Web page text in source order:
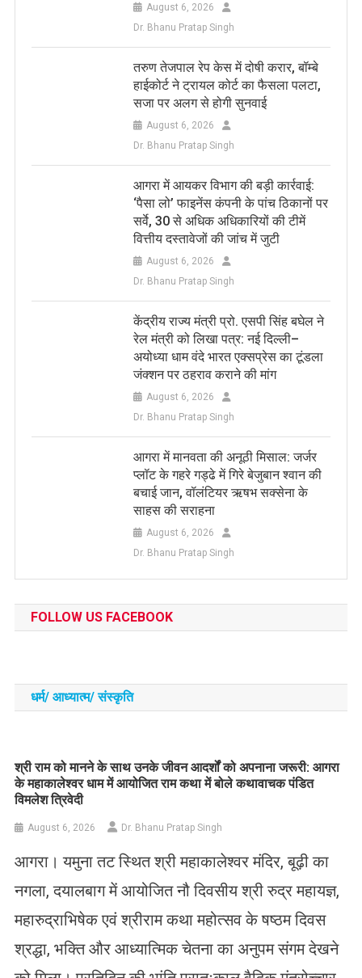
August 6, 2026
Dr. Bhanu Pratap Singh
तरुण तेजपाल रेप केस में दोषी करार, बॉम्बे
हाईकोर्ट ने ट्रायल कोर्ट का फैसला पलटा,
सजा पर अलग से होगी सुनवाई
August 6, 2026
Dr. Bhanu Pratap Singh
आगरा में आयकर विभाग की बड़ी कार्रवाई:
‘पैसा लो’ फाइनेंस कंपनी के पांच ठिकानों पर
सर्वे, 30 से अधिक अधिकारियों की टीमें
वित्तीय दस्तावेजों की जांच में जुटी
August 6, 2026
Dr. Bhanu Pratap Singh
केंद्रीय राज्य मंत्री प्रो. एसपी सिंह बघेल ने
रेल मंत्री को लिखा पत्र: नई दिल्ली–
अयोध्या धाम वंदे भारत एक्सप्रेस का टूंडला
जंक्शन पर ठहराव कराने की मांग
August 6, 2026
Dr. Bhanu Pratap Singh
आगरा में मानवता की अनूठी मिसाल: जर्जर
प्लॉट के गहरे गड्ढे में गिरे बेजुबान श्वान की
बचाई जान, वॉलंटियर ऋषभ सक्सेना के
साहस की सराहना
August 6, 2026
Dr. Bhanu Pratap Singh
FOLLOW US FACEBOOK
धर्म/ आध्‍यात्‍म/ संस्‍कृति
​श्री राम को मानने के साथ उनके जीवन आदर्शों को अपनाना जरूरी: आगरा
के महाकालेश्वर धाम में आयोजित राम कथा में बोले कथावाचक पंडित
विमलेश त्रिवेदी
August 6, 2026 Dr. Bhanu Pratap Singh
आगरा। यमुना तट स्थित श्री महाकालेश्वर मंदिर, बूढ़ी का
नगला, दयालबाग में आयोजित नौ दिवसीय श्री रुद्र महायज्ञ,
महारुद्राभिषेक एवं श्रीराम कथा महोत्सव के षष्ठम दिवस
श्रद्धा, भक्ति और आध्यात्मिक चेतना का अनुपम संगम देखने